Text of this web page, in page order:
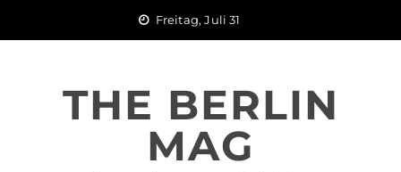
Freitag, Juli 31
THE BERLIN
MAG